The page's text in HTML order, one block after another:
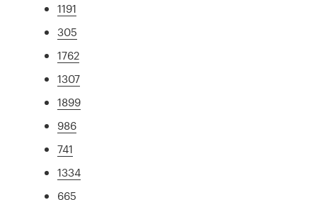
1191
305
1762
1307
1899
986
741
1334
665